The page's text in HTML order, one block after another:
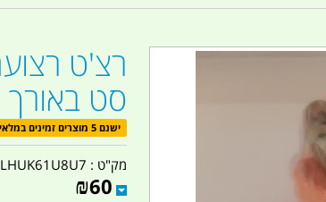
סט באורך 9 מטר צבע כתום
ישנם 5 מוצרים זמינים במלאי.
מק"ט : LHUK61U8U7
₪60